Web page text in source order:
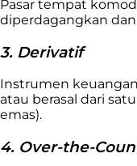
Pasar tempat
diperdagangkan
3. Derivatif
Instrumen
atau berasal dari
emas).
4. Over-the-